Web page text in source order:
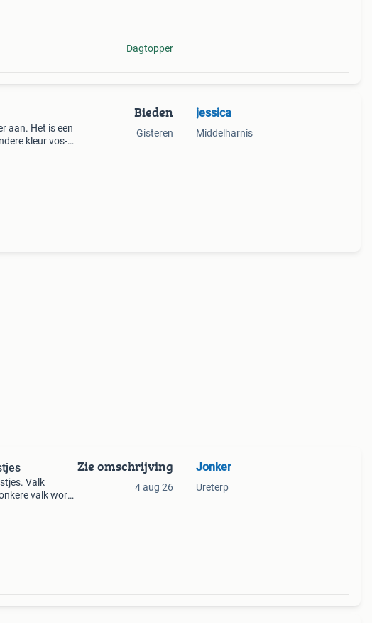
Dagtopper
aan. Het is een
kleur vos-
Bieden
Gisteren
jessica
Middelharnis
Valk
valk wordt
Zie omschrijving
4 aug 26
Jonker
Ureterp